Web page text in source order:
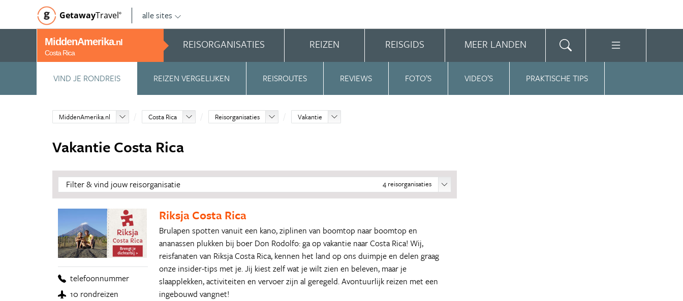
GetawayTravel© alle sites
MiddenAmerika.nl
Costa Rica
REISORGANISATIES REIZEN REISGIDS MEER LANDEN
VIND JE RONDREIS REIZEN VERGELIJKEN REISROUTES REVIEWS FOTO’S VIDEO’S PRAKTISCHE TIPS
MiddenAmerika.nl Costa Rica Reisorganisaties Vakantie
Vakantie Costa Rica
4 reisorganisaties
Filter & vind jouw reisorganisatie
telefoonnummer
10 rondreizen
Riksja Costa Rica
Brulapen spotten vanuit een kano, ziplinen van boomtop naar boomtop en
ananassen plukken bij boer Don Rodolfo: ga op vakantie naar Costa Rica! Wij,
reisfanaten van Riksja Costa Rica, kennen het land op ons duimpje en delen graag
onze insider-tips met je. Jij kiest zelf wat je wilt zien en beleven, maar je
slaapplekken, activiteiten en vervoer zijn al geregeld. Avontuurlijk reizen met een
ingebouwd vangnet!